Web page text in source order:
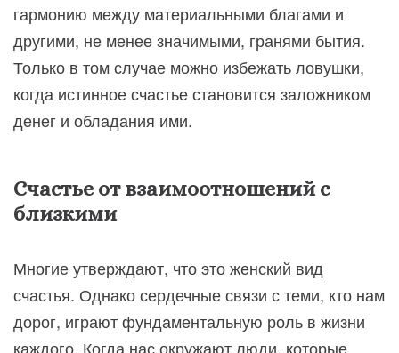
гармонию между материальными благами и
другими, не менее значимыми, гранями бытия.
Только в том случае можно избежать ловушки,
когда истинное счастье становится заложником
денег и обладания ими.
Счастье от взаимоотношений с
близкими
Многие утверждают, что это женский вид
счастья. Однако сердечные связи с теми, кто нам
дорог, играют фундаментальную роль в жизни
каждого. Когда нас окружают люди, которые